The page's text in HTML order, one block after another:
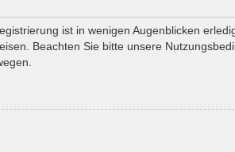
ist in wenigen Augenblicken
Beachten Sie bitte unsere